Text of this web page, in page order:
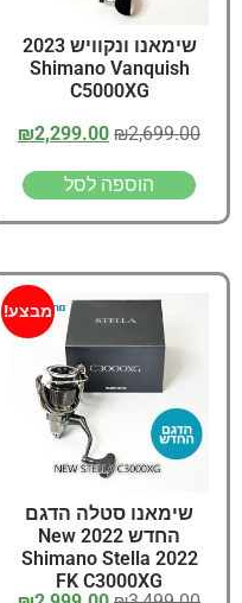
שימאנו ונקוויש 2023
Shimano Vanquish
C5000XG
₪2,699.00
₪2,299.00
הוספה לסל
מבצע!
שימאנו סטלה הדגם
החדש 2022 New
Shimano Stella 2022
FK C3000XG